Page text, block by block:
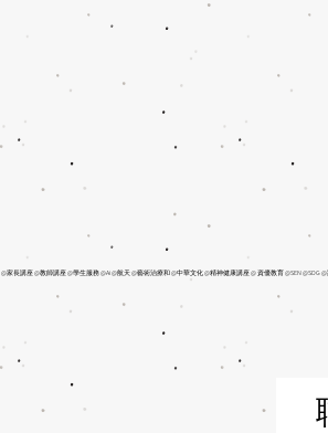
@家長講座 @教師講座 @學生服務 @Ai @航天 @藝術治療和 @中華文化 @精神健康講座 @ 資優教育 @SEN @SDG